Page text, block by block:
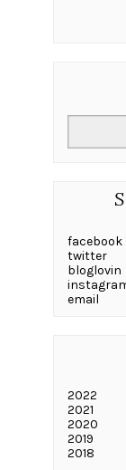
facebook
twitter
bloglovin
email
2022
2021
2020
2019
2018